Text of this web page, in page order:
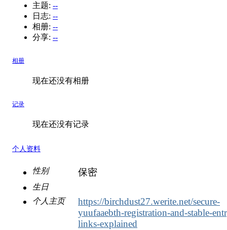
主题: --
日志: --
相册: --
分享: --
相册
现在还没有相册
记录
现在还没有记录
个人资料
性别 保密
生日
个人主页
https://birchdust27.werite.net/secure-
yuufaaebth-registration-and-stable-
links-explained